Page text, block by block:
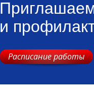
и
Расписание работы